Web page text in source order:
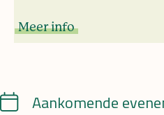
Meer info
CalendarAankomende